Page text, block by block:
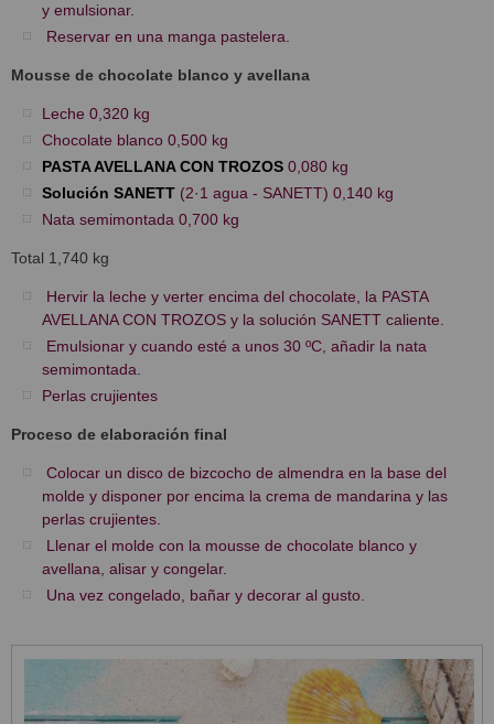
y emulsionar.
Reservar en una manga pastelera.
Mousse de chocolate blanco y avellana
Leche 0,320 kg
Chocolate blanco 0,500 kg
PASTA AVELLANA CON TROZOS 0,080 kg
Solución SANETT (2·1 agua - SANETT) 0,140 kg
Nata semimontada 0,700 kg
Total 1,740 kg
Hervir la leche y verter encima del chocolate, la PASTA
AVELLANA CON TROZOS y la solución SANETT caliente.
Emulsionar y cuando esté a unos 30 ºC, añadir la nata
semimontada.
Perlas crujientes
Proceso de elaboración final
Colocar un disco de bizcocho de almendra en la base del
molde y disponer por encima la crema de mandarina y las
perlas crujientes.
Llenar el molde con la mousse de chocolate blanco y
avellana, alisar y congelar.
Una vez congelado, bañar y decorar al gusto.